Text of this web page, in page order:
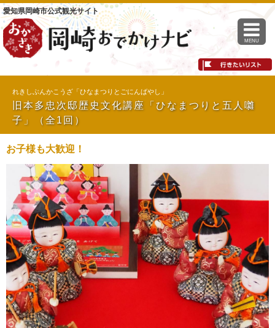
愛知県岡崎市公式観光サイト
MENU
れきしぶんかこうざ「ひなまつりとごにんばやし」
旧本多忠次邸歴史文化講座「ひなまつりと五人囃
子」（全1回）
お子様も大歓迎！